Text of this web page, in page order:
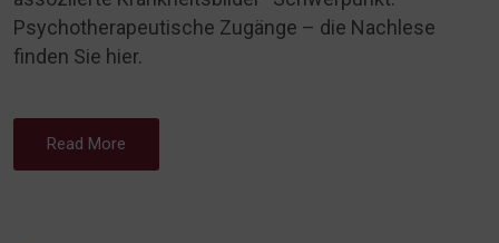
Psychotherapeutische Zugänge – die Nachlese
finden Sie hier.
Read More